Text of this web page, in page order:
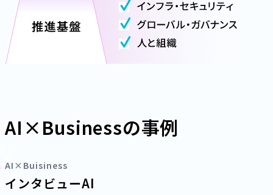
AI×Businessの事例
AI×Buisiness
インタビューAI